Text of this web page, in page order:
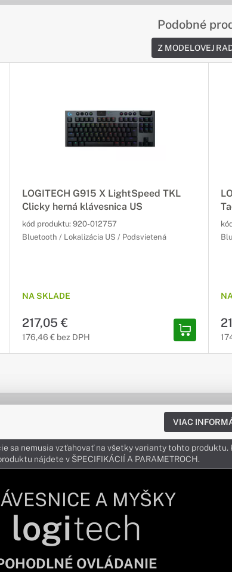
Podobné
Z MODELOVEJ
LOGITECH G915 X LightSpeed TKL
Clicky herná klávesnica US
kód produktu: 920-012757
Bluetooth / Lokalizácia US / Podsvietená
NA SKLADE
217,05 €
176,46 € bez DPH
VIAC
sa nemusia vzťahovať na všetky varianty tohto
nájdete v ŠPECIFIKÁCIÍ A PARAMETROCH.
A MYŠKY
logitech
OVLÁDANIE